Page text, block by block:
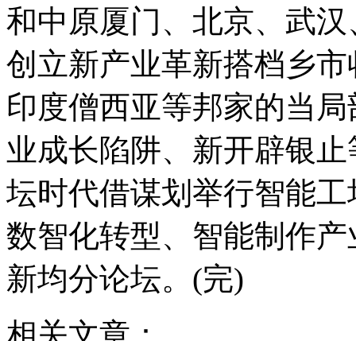
和中原厦门、北京、武
创立新产业革新搭档乡
印度僧西亚等邦家的当
业成长陷阱、新开辟银
坛时代借谋划举行智能
数智化转型、智能制作
新均分论坛。(完)
相关文章：